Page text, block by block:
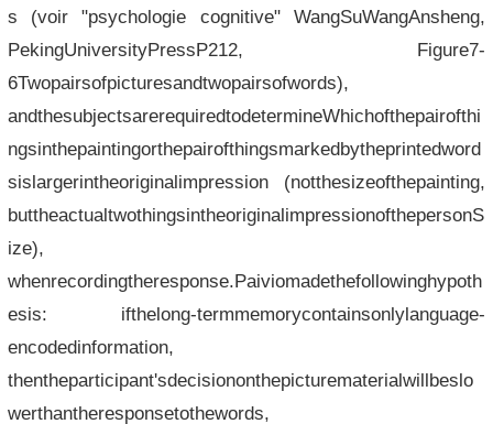
s (voir "psychologie cognitive" WangSuWangAnsheng,
PekingUniversityPressP212, Figure7-
6Twopairsofpicturesandtwopairsofwords),
andthesubjectsarerequiredtodetermineWhichofthepairofthi
ngsinthepaintingorthepairofthingsmarkedbytheprintedword
sislargerintheoriginalimpression (notthesizeofthepainting,
buttheactualtwothingsintheoriginalimpressionofthepersonS
ize),
whenrecordingtheresponse.Paiviomadethefollowinghypoth
esis: ifthelong-termmemorycontainsonlylanguage-
encodedinformation,
thentheparticipant'sdecisiononthepicturematerialwillbeslo
werthantheresponsetothewords,